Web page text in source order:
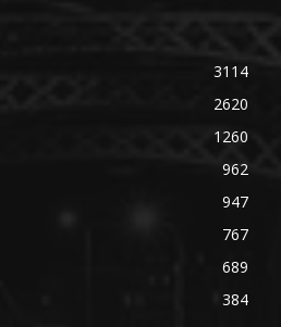
3114
2620
1260
962
947
767
689
384